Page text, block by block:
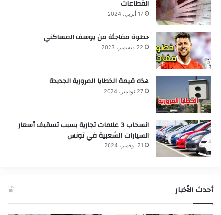
القطاعات
17 أبريل، 2024
خطوة مفاجئة من يوسف المساكني
22 ديسمبر، 2023
هذه قيمة الخطايا المرورية الجديدة
27 نوفمبر، 2024
انسحاب 3 علامات تجارية بسبب تسقيف أسعار
السيارات الشعبية في تونس
21 نوفمبر، 2024
أحدث الأخبار